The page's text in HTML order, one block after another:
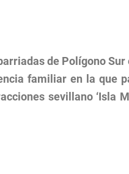
de Polígono Sur
familiar en la que
sevillano ‘Isla